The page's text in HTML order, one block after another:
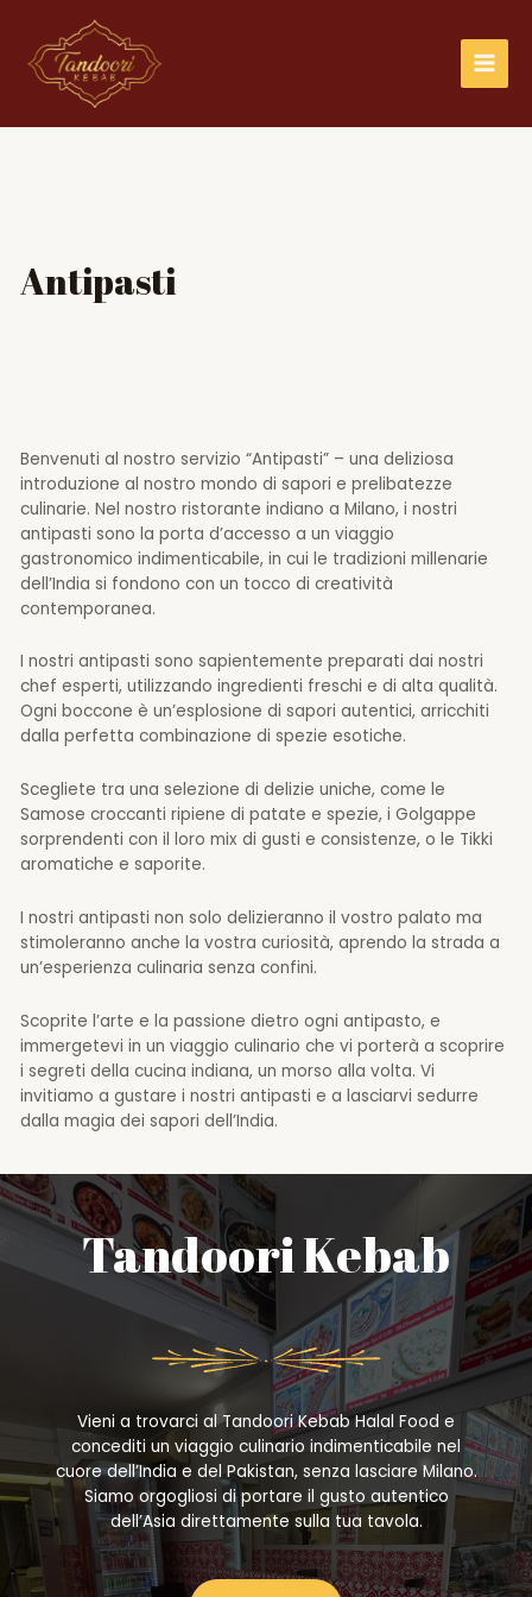
contenuto
Antipasti
Benvenuti al nostro servizio “Antipasti” – una deliziosa
introduzione al nostro mondo di sapori e prelibatezze
culinarie. Nel nostro ristorante indiano a Milano, i nostri
antipasti sono la porta d’accesso a un viaggio
gastronomico indimenticabile, in cui le tradizioni millenarie
dell’India si fondono con un tocco di creatività
contemporanea.
I nostri antipasti sono sapientemente preparati dai nostri
chef esperti, utilizzando ingredienti freschi e di alta qualità.
Ogni boccone è un’esplosione di sapori autentici, arricchiti
dalla perfetta combinazione di spezie esotiche.
Scegliete tra una selezione di delizie uniche, come le
Samose croccanti ripiene di patate e spezie, i Golgappe
sorprendenti con il loro mix di gusti e consistenze, o le Tikki
aromatiche e saporite.
I nostri antipasti non solo delizieranno il vostro palato ma
stimoleranno anche la vostra curiosità, aprendo la strada a
un’esperienza culinaria senza confini.
Scoprite l’arte e la passione dietro ogni antipasto, e
immergetevi in un viaggio culinario che vi porterà a scoprire
i segreti della cucina indiana, un morso alla volta. Vi
invitiamo a gustare i nostri antipasti e a lasciarvi sedurre
dalla magia dei sapori dell’India.
Tandoori Kebab
Vieni a trovarci al Tandoori Kebab Halal Food e
concediti un viaggio culinario indimenticabile nel
cuore dell’India e del Pakistan, senza lasciare Milano.
Siamo orgogliosi di portare il gusto autentico
dell’Asia direttamente sulla tua tavola.